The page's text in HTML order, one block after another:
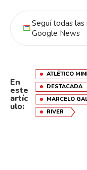
Seguí todas las
Google News
En
este
artíc
ulo:
ATLÉTICO
DESTACADA
MARCELO
RIVER